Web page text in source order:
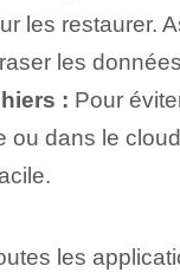
les
les
: Pour
ou dans le
les